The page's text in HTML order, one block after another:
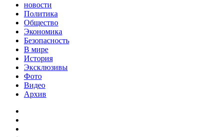
новости
Политика
Общество
Экономика
Безопасность
В мире
История
Эксклюзивы
Фото
Видео
Архив